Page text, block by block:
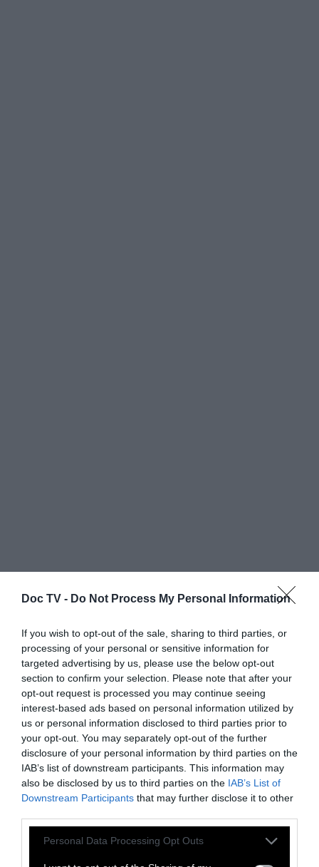
Doc TV - Do Not Process My Personal Information
If you wish to opt-out of the sale, sharing to third parties, or
processing of your personal or sensitive information for
targeted advertising by us, please use the below opt-out
section to confirm your selection. Please note that after your
opt-out request is processed you may continue seeing
interest-based ads based on personal information utilized by
us or personal information disclosed to third parties prior to
your opt-out. You may separately opt-out of the further
disclosure of your personal information by third parties on the
IAB’s list of downstream participants. This information may
also be disclosed by us to third parties on the IAB’s List of
Downstream Participants that may further disclose it to other
Personal Data Processing Opt Outs
ΕΤΣΙ, Μ' ΑΥΤΗ ΤΗΝ ΚΩΛΟΕΦΕΥΡΕΣΗ ΠΟΥ ΤΗ
ΛΕΝΕ ΡΟΛΟΪ, σπρώχνουμε τις ώρες και τις
μέρες σα να μας είναι βάρος,και μας είναι
βάρος, γιατί δε ζούμε, κατάλαβες; Όλο
κοιτάμε το ρολόι, να φύγει κι αυτή η ώρα, να
φύγει κι αυτή η μέρα, να έρθει το αύριο, και
πάλι φτου κι απ’ την αρχή.
σε σκοτωμένες ώρες που θα τις θάβουμε
μέσα στις σπηλιές του είναι μας,